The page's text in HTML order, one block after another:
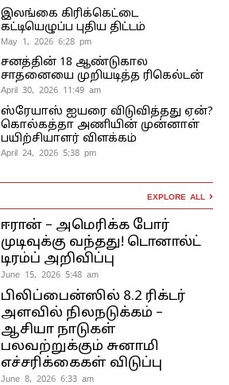
இலங்கை கிரிக்கெட்டை
கட்டியெழுப்ப புதிய திட்டம்
May 1, 2026 6:28 pm
சனத்தின் 18 ஆண்டுகால
சாதனையை முறியடித்த ரிகெல்டன்
April 30, 2026 11:49 am
ஸ்ரேயாஸ் ஐயரை விடுவித்தது ஏன்?
கொல்கத்தா அணியின் முன்னாள்
பயிற்சியாளர் விளக்கம்
April 24, 2026 5:38 pm
EXPLORE ALL
ஈரான் – அமெரிக்க போர்
முடிவுக்கு வந்தது! டொனால்ட்
டிரம்ப் அறிவிப்பு
June 15, 2026 5:48 am
பிலிப்பைன்ஸில் 8.2 ரிக்டர்
அளவில் நிலநடுக்கம் –
ஆசியா நாடுகள்
பலவற்றுக்கும் சுனாமி
எச்சரிக்கைகள் விடுப்பு
June 8, 2026 6:33 am